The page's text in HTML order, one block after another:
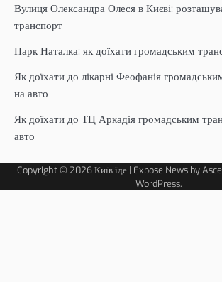
Вулиця Олександра Олеся в Києві:
транспорт
Парк Наталка: як доїхати громадським
Як доїхати до лікарні Феофанія
на авто
Як доїхати до ТЦ Аркадія громадським
авто
Copyright © 2026Київ їде | Expose News by
WordPress.